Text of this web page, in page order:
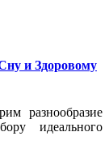
и Здоровому
разнообразие
идеального